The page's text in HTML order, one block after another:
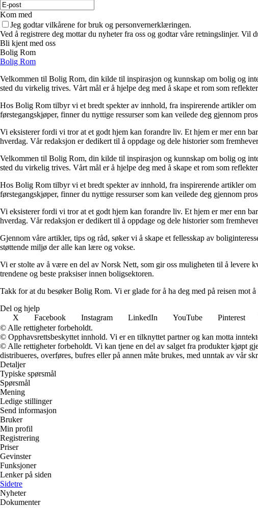
Kom med
Jeg godtar vilkårene for bruk og personvernerklæringen.
Ved å registrere deg mottar du nyheter fra oss og godtar våre retningslinjer. Vil
Bli kjent med oss
Bolig Rom
Bolig Rom
Velkommen til Bolig Rom, din kilde til inspirasjon og kunnskap om bolig og
sted du virkelig trives. Vårt mål er å hjelpe deg med å skape et rom som
Hos Bolig Rom tilbyr vi et bredt spekter av innhold, fra inspirerende artikler
førstegangskjøper, finner du nyttige ressurser som kan veilede deg gjennom
Vi eksisterer fordi vi tror at et godt hjem kan forandre liv. Et hjem er mer enn
hverdag. Vår redaksjon er dedikert til å oppdage og dele historier som
Velkommen til Bolig Rom, din kilde til inspirasjon og kunnskap om bolig og
sted du virkelig trives. Vårt mål er å hjelpe deg med å skape et rom som
Hos Bolig Rom tilbyr vi et bredt spekter av innhold, fra inspirerende artikler
førstegangskjøper, finner du nyttige ressurser som kan veilede deg gjennom
Vi eksisterer fordi vi tror at et godt hjem kan forandre liv. Et hjem er mer enn
hverdag. Vår redaksjon er dedikert til å oppdage og dele historier som
Gjennom våre artikler, tips og råd, søker vi å skape et fellesskap av
støttende miljø der alle kan lære og vokse.
Vi er stolte av å være en del av Norsk Nett, som gir oss muligheten til å levere
trendene og beste praksiser innen boligsektoren.
Takk for at du besøker Bolig Rom. Vi er glade for å ha deg med på reisen mot
Del og hjelp
X
Facebook Instagram LinkedIn YouTube Pinterest
© Alle rettigheter forbeholdt.
© Opphavsrettsbeskyttet innhold. Vi er en tilknyttet partner og kan motta
© Alle rettigheter forbeholdt. Vi kan tjene en del av salget fra produkter kjøpt
distribueres, overføres, bufres eller på annen måte brukes, med unntak av vår
Detaljer
Typiske spørsmål
Spørsmål
Mening
Ledige stillinger
Send informasjon
Bruker
Min profil
Registrering
Priser
Gevinster
Funksjoner
Lenker på siden
Sidetre
Nyheter
Dokumenter